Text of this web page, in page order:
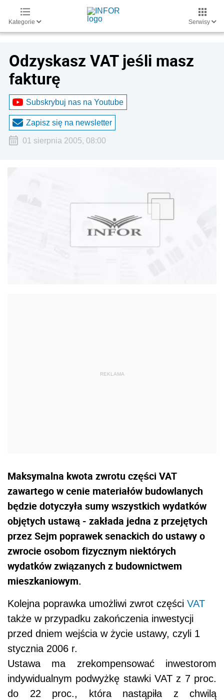
Kategorie Serwisy
Odzyskasz VAT jeśli masz
fakturę
Subskrybuj nas na Youtube
Zapisz się na newsletter
01 sierpnia 2005, 08:00
Maksymalna kwota zwrotu części VAT
zawartego w cenie materiałów budowlanych
będzie dotyczyła sumy wszystkich wydatków
objętych ustawą - zakłada jedna z przejętych
przez Sejm poprawek senackich do ustawy o
zwrocie osobom fizycznym niektórych
wydatków związanych z budownictwem
mieszkaniowym.
Kolejna poprawka umożliwi zwrot części VAT
także w przypadku zakończenia inwestycji
przed dniem wejścia w życie ustawy, czyli 1
stycznia 2006 r.
Ustawa ma zrekompensować inwestorom
indywidualnym podwyżkę stawki VAT z 7 proc.
do 22 proc., która nastąpiła z chwilą